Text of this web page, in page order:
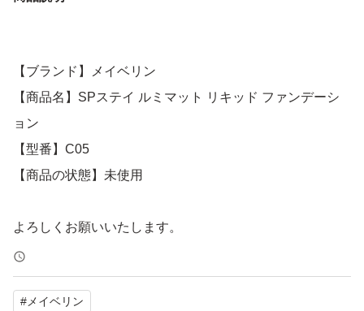
【ブランド】メイベリン
【商品名】SPステイ ルミマット リキッド ファンデーシ
ョン
【型番】C05
【商品の状態】未使用
よろしくお願いいたします。
#メイベリン